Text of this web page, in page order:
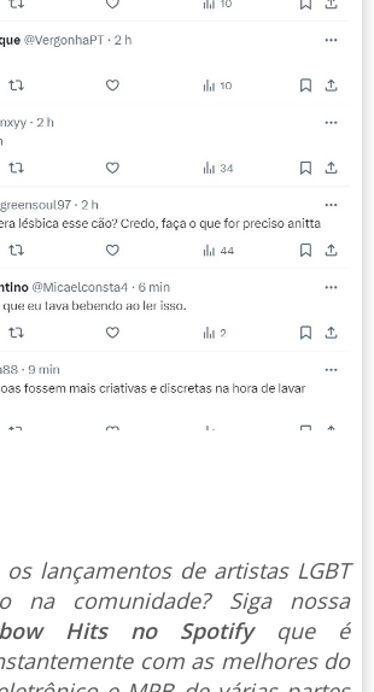
lançamentos de artistas LGBT
na comunidade? Siga nossa
Hits no Spotify que é
com as melhores do